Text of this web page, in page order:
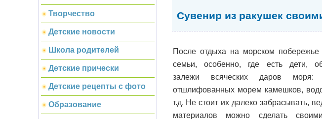
Творчество
Детские новости
Школа родителей
Детские прически
Детские рецепты с фото
Образование
Сувенир из ракушек
После отдыха на морском побережье
семьи, особенно, где есть дети,
залежи всяческих даров моря:
отшлифованных морем камешков,
т.д. Не стоит их далеко забрасывать,
материалов можно сделать